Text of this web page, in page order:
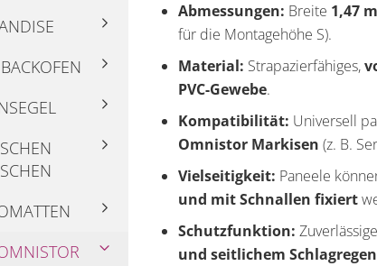
Abmessungen: Breite 1,47 m
für die Montagehöhe S).
Material: Strapazierfähiges,
PVC-Gewebe.
Kompatibilität: Universell
Omnistor Markisen (z. B.
Vielseitigkeit: Paneele
und mit Schnallen fixiert
Schutzfunktion:
und seitlichem Schlagregen